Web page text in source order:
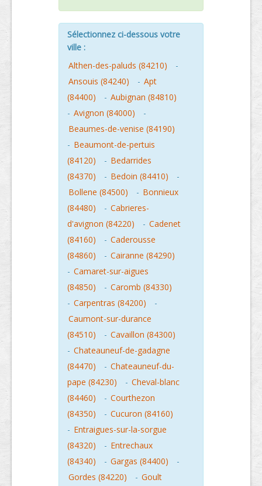
Sélectionnez ci-dessous votre
ville :
Althen-des-paluds (84210)
-
Ansouis (84240)
- Apt
(84400)
- Aubignan (84810)
- Avignon (84000)
-
Beaumes-de-venise (84190)
- Beaumont-de-pertuis
(84120)
- Bedarrides
(84370)
- Bedoin (84410)
-
Bollene (84500)
- Bonnieux
(84480)
- Cabrieres-
d'avignon (84220)
- Cadenet
(84160)
- Caderousse
(84860)
- Cairanne (84290)
- Camaret-sur-aigues
(84850)
- Caromb (84330)
- Carpentras (84200)
-
Caumont-sur-durance
(84510)
- Cavaillon (84300)
- Chateauneuf-de-gadagne
(84470)
- Chateauneuf-du-
pape (84230)
- Cheval-blanc
(84460)
- Courthezon
(84350)
- Cucuron (84160)
- Entraigues-sur-la-sorgue
(84320)
- Entrechaux
(84340)
- Gargas (84400)
-
Gordes (84220)
- Goult